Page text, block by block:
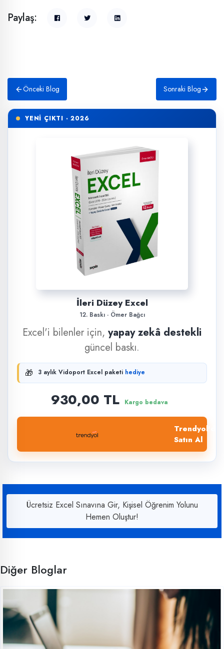
Paylaş:
Önceki Blog Sonraki Blog
YENİ ÇIKTI · 2026
İleri Düzey Excel
12. Baskı · Ömer Bağcı
Excel'i bilenler için, yapay zekâ destekli
güncel baskı.
🎁 3 aylık Vidoport Excel paketi hediye
930,00 TL Kargo bedava
Trendyol'dan
Satın Al
Ücretsiz Excel Sınavına Gir, Kişisel Öğrenim Yolunu
Hemen Oluştur!
Diğer Bloglar